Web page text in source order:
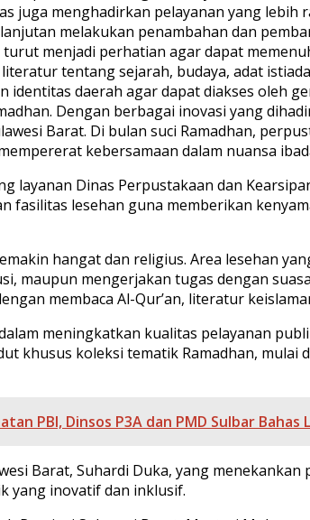
juga menghadirkan pelayanan yang
melakukan penambahan dan
menjadi perhatian agar dapat
tentang sejarah, budaya, adat
identitas daerah agar dapat diakses oleh
Dengan berbagai inovasi yang
Barat. Di bulan suci Ramadhan,
kebersamaan dalam nuansa
layanan Dinas Perpustakaan dan
fasilitas lesehan guna memberikan
hangat dan religius. Area lesehan
maupun mengerjakan tugas dengan
membaca Al-Qur’an, literatur
meningkatkan kualitas pelayanan
khusus koleksi tematik Ramadhan,
PBI, Dinsos P3A dan PMD Sulbar
Barat, Suhardi Duka, yang
yang inovatif dan inklusif.